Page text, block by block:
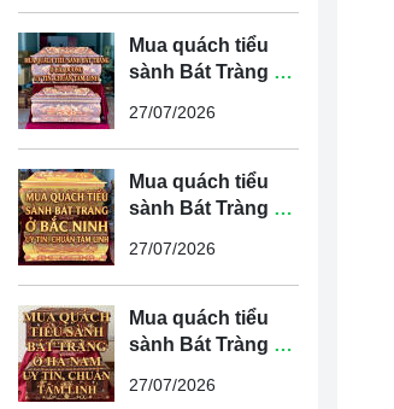
Mua quách tiểu
sành Bát Tràng ở
chuẩn tâm linh
27/07/2026
Mua quách tiểu
sành Bát Tràng ở
chuẩn tâm linh
27/07/2026
Mua quách tiểu
sành Bát Tràng ở
chuẩn tâm linh
27/07/2026